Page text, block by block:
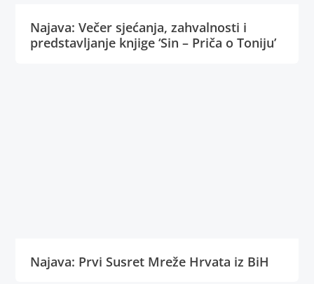
Najava: Večer sjećanja, zahvalnosti i
predstavljanje knjige ‘Sin – Priča o Toniju’
Najava: Prvi Susret Mreže Hrvata iz BiH